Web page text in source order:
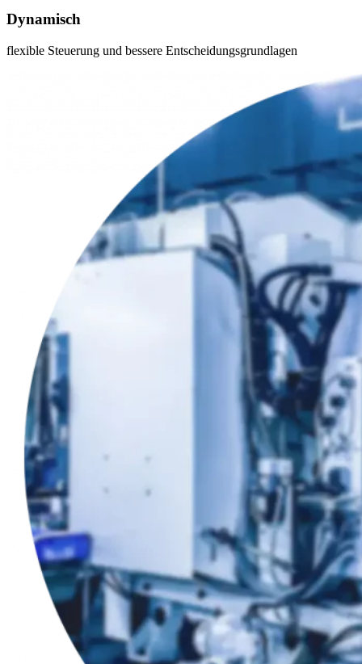
Dynamisch
flexible Steuerung und bessere Entscheidungsgrundlagen